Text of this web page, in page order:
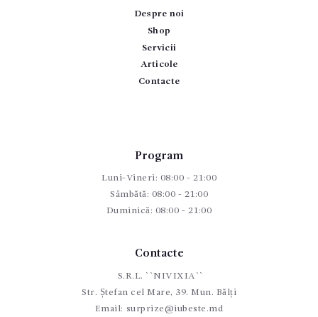
Despre noi
Shop
Servicii
Articole
Contacte
Program
Luni-Vineri: 08:00 - 21:00
Sâmbătă: 08:00 - 21:00
Duminică: 08:00 - 21:00
Contacte
S.R.L. ``NIVIXIA``
Str. Ștefan cel Mare, 39. Mun. Bălți
Email: surprize@iubeste.md